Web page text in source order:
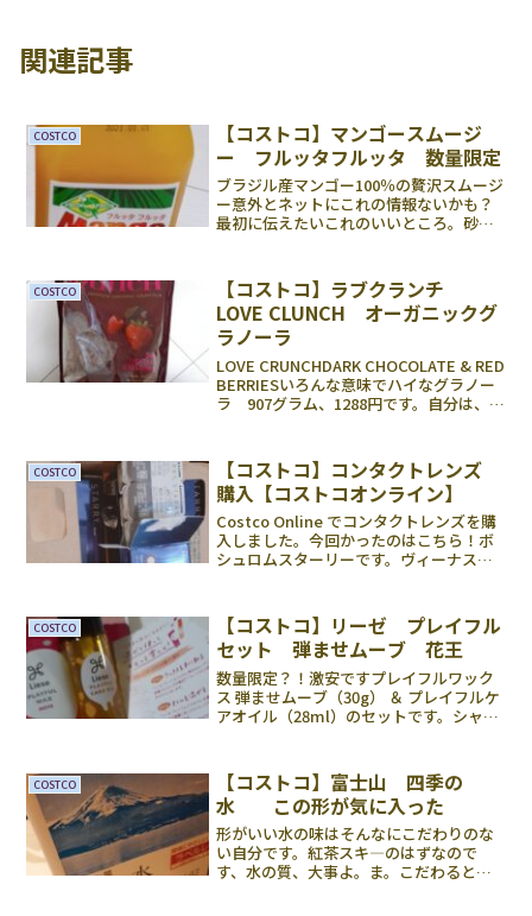
関連記事
COSTCO
【コストコ】マンゴースムージ
ー フルッタフルッタ 数量限定
ブラジル産マンゴー100％の贅沢スムージ
ー意外とネットにこれの情報ないかも？
最初に伝えたいこれのいいところ。砂糖
で発見しました。（202010）一本499円
と500...
COSTCO
【コストコ】ラブクランチ
LOVE CLUNCH オーガニックグ
ラノーラ
LOVE CRUNCHDARK CHOCOLATE & RED
BERRIESいろんな意味でハイなグラノー
ラ 907グラム、1288円です。自分は、グ
バリエーションの1...
COSTCO
【コストコ】コンタクトレンズ
購入【コストコオンライン】
Costco Online でコンタクトレンズを購
入しました。今回かったのはこちら！ボ
シュロムスターリーです。ヴィーナスを
じっぽいです。値段調べるときに気を付
けてく...
COSTCO
【コストコ】リーゼ プレイフル
セット 弾ませムーブ 花王
数量限定？！激安ですプレイフルワック
ス 弾ませムーブ（30g） ＆ プレイフルケ
アオイル（28ml）のセットです。シャン
ン☝楽天コストコは・・・・なんとなん...
COSTCO
【コストコ】富士山 四季の
水 この形が気に入った
形がいい水の味はそんなにこだわりのな
い自分です。紅茶スキ―のはずなので
す、水の質、大事よ。ま。こだわるとき